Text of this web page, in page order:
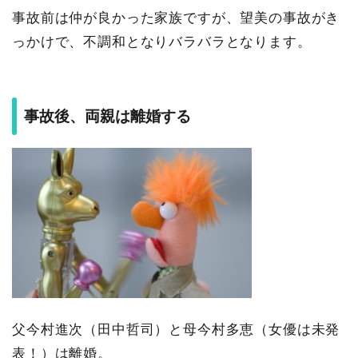
事故前は仲が良かった家族ですが、望美の事故がき
っかけで、不調和となりバラバラとなります。
事故後、両親は離婚する
父今村進次（田中哲司）と母今村多恵（女優は未発
表！）は離婚。